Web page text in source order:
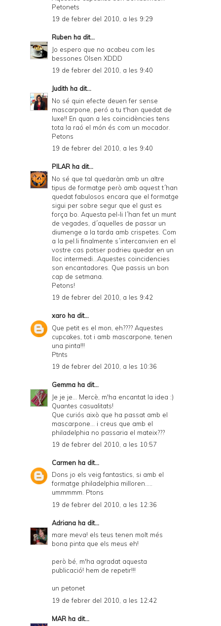
Petonets
19 de febrer del 2010, a les 9:29
Ruben ha dit...
Jo espero que no acabeu com les
bessones Olsen XDDD
19 de febrer del 2010, a les 9:40
Judith ha dit...
No sé quin efecte deuen fer sense
mascarpone, peró a tu t'han quedat de
luxe!! En quan a les coincidències tens
tota la raó el món és com un mocador.
Petons
19 de febrer del 2010, a les 9:40
PILAR ha dit...
No sé que tal quedaràn amb un altre
tipus de formatge però amb aquest t´han
quedat fabulosos encara que el formatge
sigui per sobre segur que el gust es
força bo. Aquesta pel-li l´han fet un munt
de vegades, d´aquelles de passar un
diumenge a la tarda amb crispetes. Com
a la pel.li finalmente s´intercanvien en el
vostre cas potser podrieu quedar en un
lloc intermedi...Aquestes coincidencies
son encantadores. Que passis un bon
cap de setmana.
Petons!
19 de febrer del 2010, a les 9:42
xaro ha dit...
Que petit es el mon, eh???? Aquestes
cupcakes, tot i amb mascarpone, tenen
una pinta!!!
Ptnts
19 de febrer del 2010, a les 10:36
Gemma ha dit...
Je je je... Mercè, m'ha encantat la idea :)
Quantes casualitats!
Que curiós això que ha passat amb el
mascarpone... i creus que amb el
philadelphia no passaria el mateix???
19 de febrer del 2010, a les 10:57
Carmen ha dit...
Dons jo els veig fantastics, si amb el
formatge philadelphia milloren.....
ummmmm. Ptons
19 de febrer del 2010, a les 12:36
Adriana ha dit...
mare meva! els teus tenen molt més
bona pinta que els meus eh!
però bé, m'ha agradat aquesta
publicació! hem de repetir!!!
un petonet
19 de febrer del 2010, a les 12:42
MAR ha dit...